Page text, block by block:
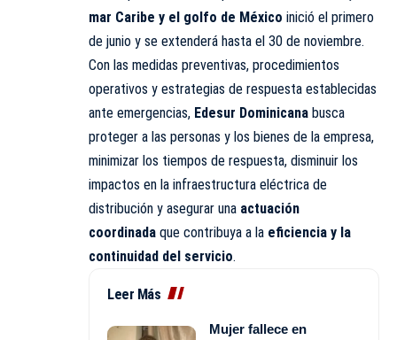
mar Caribe y el golfo de México inició el primero
de junio y se extenderá hasta el 30 de noviembre.
Con las medidas preventivas, procedimientos
operativos y estrategias de respuesta establecidas
ante emergencias, Edesur Dominicana busca
proteger a las personas y los bienes de la empresa,
minimizar los tiempos de respuesta, disminuir los
impactos en la infraestructura eléctrica de
distribución y asegurar una actuación
coordinada que contribuya a la eficiencia y la
continuidad del servicio.
Leer Más
Mujer fallece en